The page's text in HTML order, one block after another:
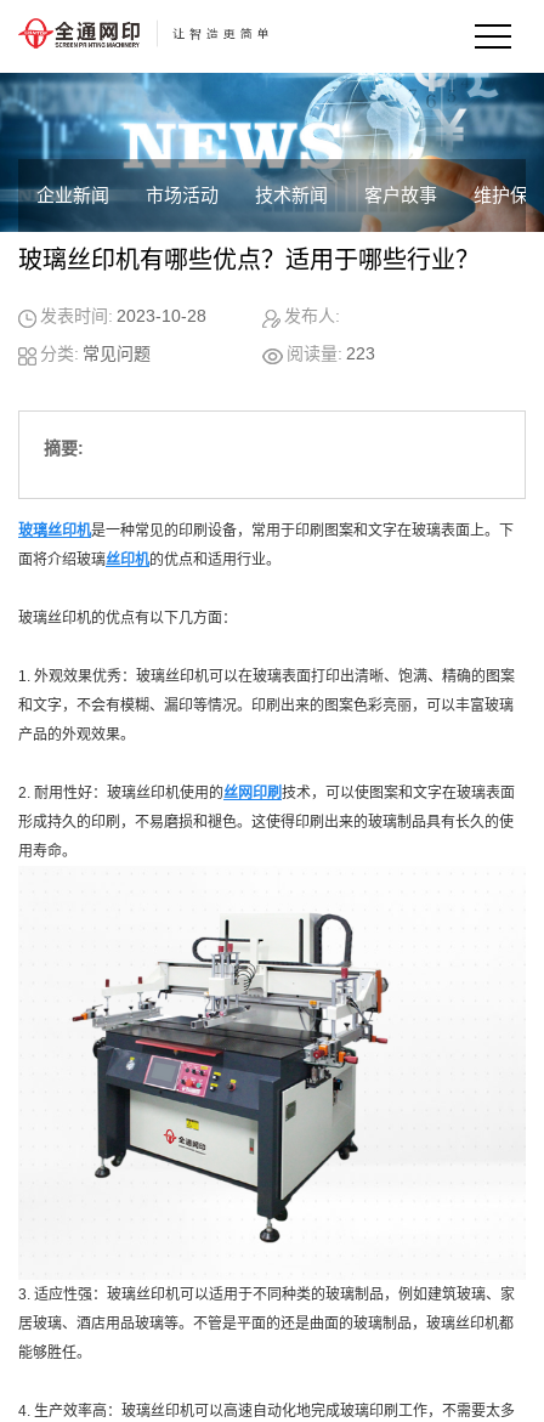
企业新闻 市场活动 技术新闻 客户故事 维护保
玻璃丝印机有哪些优点？适用于哪些行业？
发表时间: 2023-10-28
发布人:
分类: 常见问题 阅读量: 223
摘要:
玻璃丝印机是一种常见的印刷设备，常用于印刷图案和文字在玻璃表面上。下
面将介绍玻璃丝印机的优点和适用行业。
玻璃丝印机的优点有以下几方面：
1. 外观效果优秀：玻璃丝印机可以在玻璃表面打印出清晰、饱满、精确的图案
和文字，不会有模糊、漏印等情况。印刷出来的图案色彩亮丽，可以丰富玻璃
产品的外观效果。
2. 耐用性好：玻璃丝印机使用的丝网印刷技术，可以使图案和文字在玻璃表面
形成持久的印刷，不易磨损和褪色。这使得印刷出来的玻璃制品具有长久的使
用寿命。
3. 适应性强：玻璃丝印机可以适用于不同种类的玻璃制品，例如建筑玻璃、家
居玻璃、酒店用品玻璃等。不管是平面的还是曲面的玻璃制品，玻璃丝印机都
能够胜任。
4. 生产效率高：玻璃丝印机可以高速自动化地完成玻璃印刷工作，不需要太多